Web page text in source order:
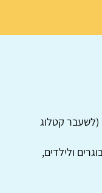
(לשעבר קטלוג
ולילדים,